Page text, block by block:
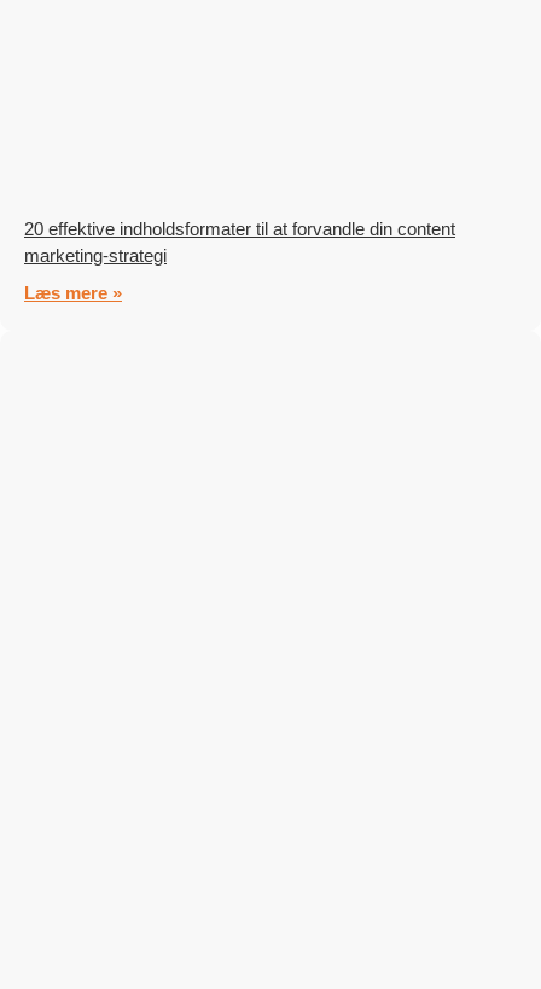
20 effektive indholdsformater til at forvandle din content
marketing-strategi
Læs mere »